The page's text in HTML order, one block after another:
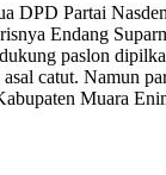
DPD Partai
Endang
paslon
catut. Namun
Muara